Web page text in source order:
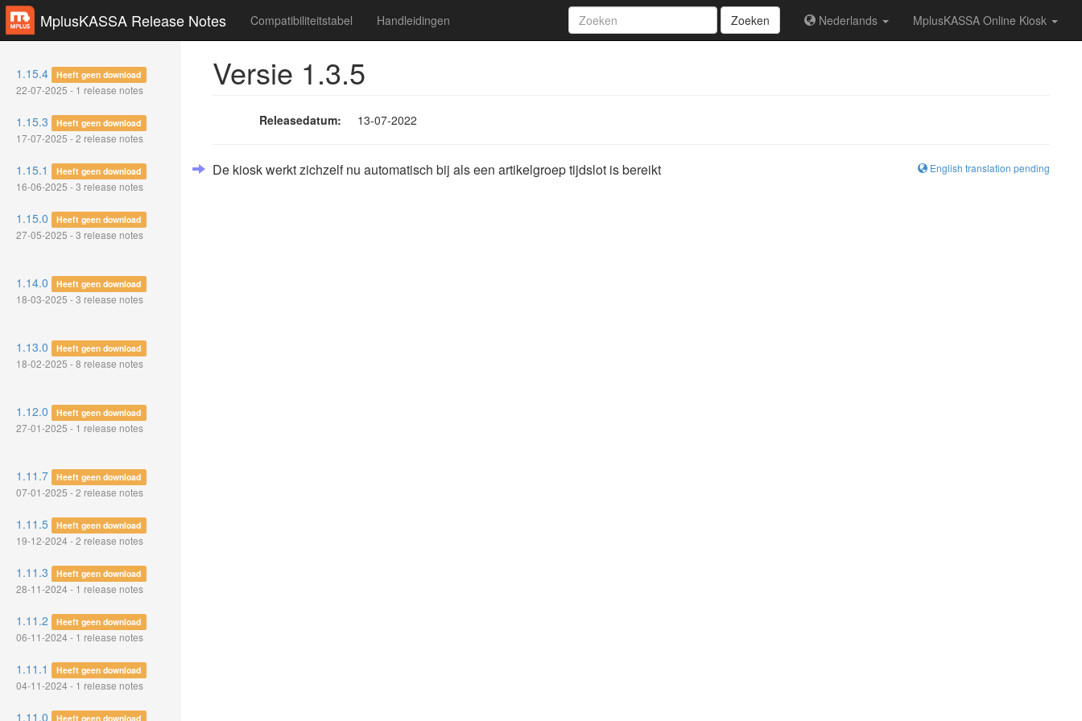
MplusKASSA Release Notes Zoeken Nederlands MplusKASSA Online Kiosk
Compatibiliteitstabel Handleidingen
1.15.4 Heeft geen download
22-07-2025 - 1 release notes
1.15.3 Heeft geen download
17-07-2025 - 2 release notes
1.15.1 Heeft geen download
16-06-2025 - 3 release notes
1.15.0 Heeft geen download
27-05-2025 - 3 release notes
1.14.0 Heeft geen download
18-03-2025 - 3 release notes
1.13.0 Heeft geen download
18-02-2025 - 8 release notes
1.12.0 Heeft geen download
27-01-2025 - 1 release notes
1.11.7 Heeft geen download
07-01-2025 - 2 release notes
1.11.5 Heeft geen download
19-12-2024 - 2 release notes
1.11.3 Heeft geen download
28-11-2024 - 1 release notes
1.11.2 Heeft geen download
06-11-2024 - 1 release notes
1.11.1 Heeft geen download
04-11-2024 - 1 release notes
1.11.0 Heeft geen download
Versie 1.3.5
Releasedatum: 13-07-2022
English translation pending
De kiosk werkt zichzelf nu automatisch bij als een artikelgroep tijdslot is bereikt